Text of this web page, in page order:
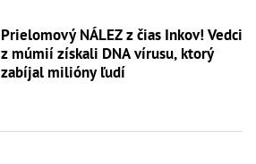
Prielomový NÁLEZ z čias Inkov! Vedci
z múmií získali DNA vírusu, ktorý
zabíjal milióny ľudí